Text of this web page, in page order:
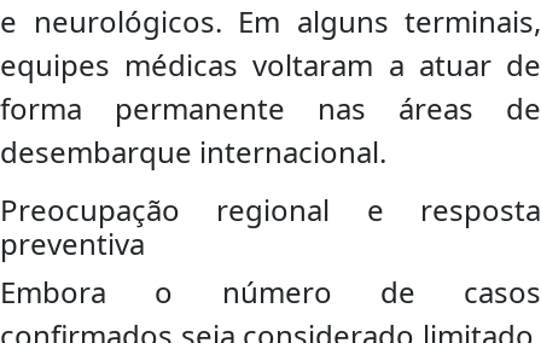
e neurológicos. Em alguns terminais,
equipes médicas voltaram a atuar de
forma permanente nas áreas de
desembarque internacional.
Preocupação regional e resposta
preventiva
Embora o número de casos